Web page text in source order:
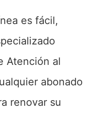
es fácil,
Atención al
abonado
renovar su